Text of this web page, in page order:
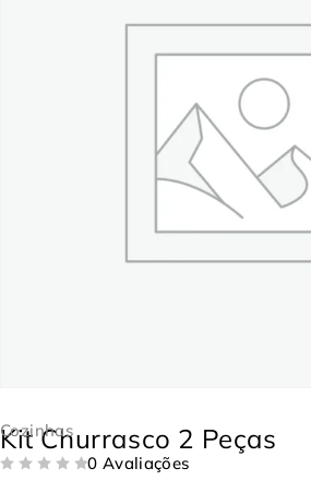
Cozinhas
Kit Churrasco 2 Peças
0 Avaliações